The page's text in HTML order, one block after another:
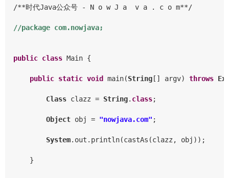
/**时代Java公众号 - N o w J a  v a . c o m**/
//package com.nowjava;
public class Main {
public static void main(String[] argv) throws
Class clazz = String. class;
Object obj = "nowjava.com" ;
System.out.println(castAs(clazz, obj));
    }